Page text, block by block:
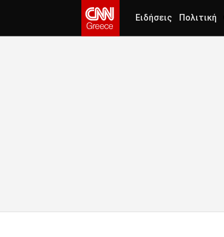
Ειδήσεις Πολιτική